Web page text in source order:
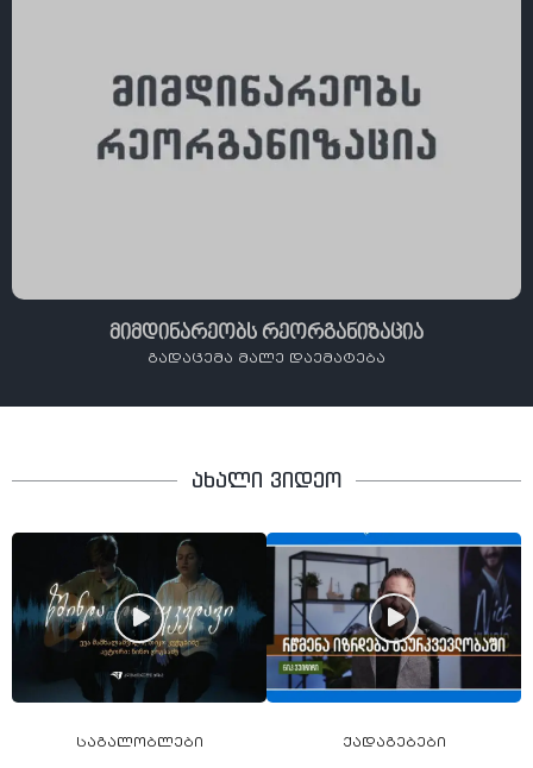
მიმდინარეობს რეორგანიზაცია
გადაცემა მალე დაემატება
ახალი ვიდეო
საგალობლები ქადაგებები